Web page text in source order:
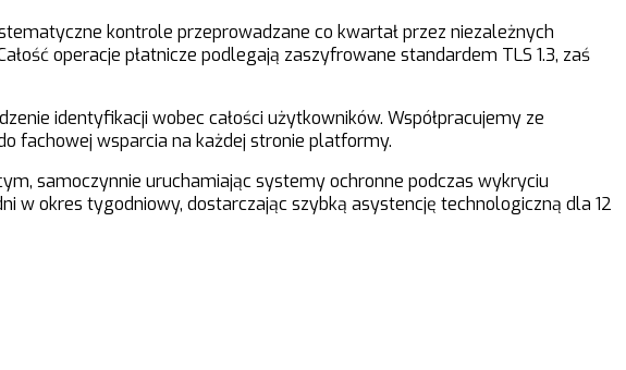
kontrole przeprowadzane co kwartał przez niezależnych
operacje płatnicze podlegają zaszyfrowane standardem TLS 1.3, zaś
identyfikacji wobec całości użytkowników. Współpracujemy ze
fachowej wsparcia na każdej stronie platformy.
samoczynnie uruchamiając systemy ochronne podczas wykryciu
w okres tygodniowy, dostarczając szybką asystencję technologiczną dla 12